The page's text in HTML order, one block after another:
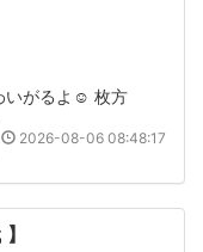
いがるよ‪☺︎‬ 枚方
2026-08-06 08:48:17
】